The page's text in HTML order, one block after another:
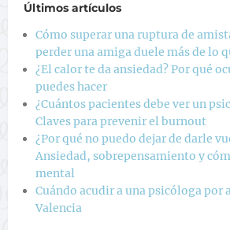
Últimos artículos
Cómo superar una ruptura de
perder una amiga duele más de lo
¿El calor te da ansiedad? Por qué
puedes hacer
¿Cuántos pacientes debe ver un
Claves para prevenir el burnout
¿Por qué no puedo dejar de darle
Ansiedad, sobrepensamiento y
mental
Cuándo acudir a una psicóloga por
Valencia